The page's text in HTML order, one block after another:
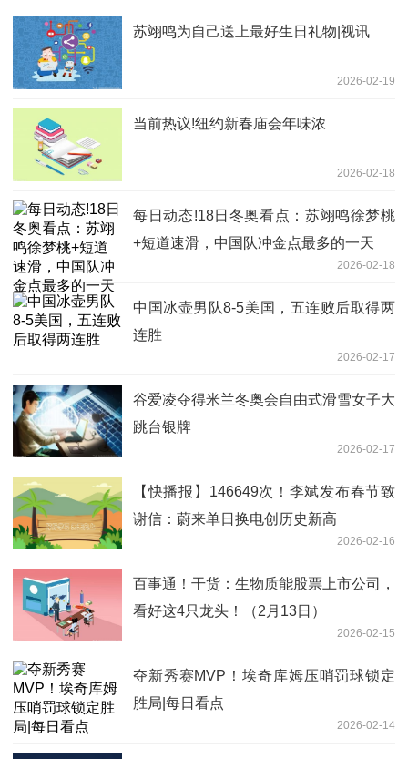
苏翊鸣为自己送上最好生日礼物|视讯
2026-02-19
当前热议!纽约新春庙会年味浓
2026-02-18
每日动态!18日冬奥看点：苏翊鸣徐梦桃
+短道速滑，中国队冲金点最多的一天
2026-02-18
中国冰壶男队8-5美国，五连败后取得两
连胜
2026-02-17
谷爱凌夺得米兰冬奥会自由式滑雪女子大
跳台银牌
2026-02-17
【快播报】146649次！李斌发布春节致
谢信：蔚来单日换电创历史新高
2026-02-16
百事通！干货：生物质能股票上市公司，
看好这4只龙头！（2月13日）
2026-02-15
夺新秀赛MVP！埃奇库姆压哨罚球锁定
胜局|每日看点
2026-02-14